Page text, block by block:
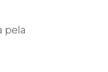
pela